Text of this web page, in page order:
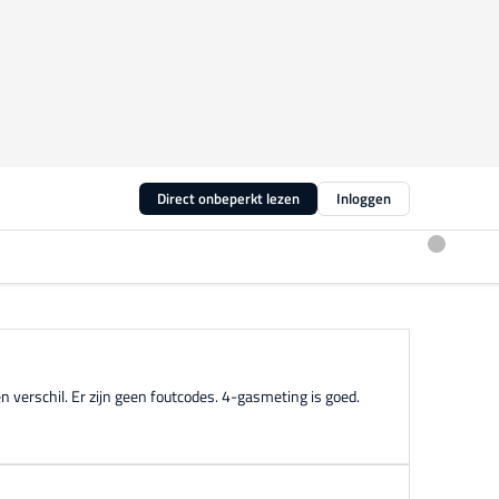
Direct onbeperkt lezen Inloggen
verschil. Er zijn geen foutcodes. 4-gasmeting is goed.